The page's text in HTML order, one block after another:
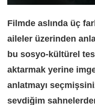
Filmde aslında üç
aileler üzerinden
bu sosyo-kültürel
aktarmak yerine
anlatmayı
sevdiğim